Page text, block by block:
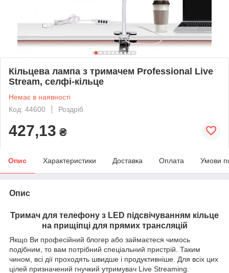
Кільцева лампа з тримачем Professional Live
Stream, селфі-кільце
Немає в наявності
Код: 44600
Роздріб
427,13 ₴
Опис Характеристики Доставка Оплата Умови
Опис
Тримач для телефону з LED підсвічуванням кільце
на прищіпці для прямих трансляцій
Якщо Ви професійний блогер або займаєтеся чимось
подібним, то вам потрібний спеціальний пристрій. Таким
чином, всі дії проходять швидше і продуктивніше. Для всіх цих
цілей призначений гнучкий утримувач Live Streaming.